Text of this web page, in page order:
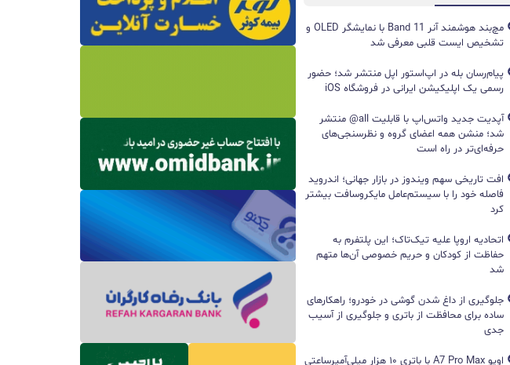
مچ‌بند هوشمند آنر Band 11 با نمایشگر OLED و
تشخیص ایست قلبی معرفی شد
پیام‌رسان بله در اپ‌استور اپل منتشر شد؛ حضور
رسمی یک اپلیکیشن ایرانی در فروشگاه iOS
آپدیت جدید واتس‌اپ با قابلیت all@ منتشر
شد؛ منشن همه اعضای گروه و نظرسنجی‌های
حرفه‌ای‌تر در راه است
افت تاریخی سهم ویندوز در بازار جهانی؛ اندروید
فاصله خود را با سیستم‌عامل مایکروسافت بیشتر
کرد
اتحادیه اروپا علیه تیک‌تاک؛ این پلتفرم به
حفاظت از کودکان و حریم خصوصی آن‌ها متهم
شد
جلوگیری از داغ شدن گوشی در خودرو؛ راهکارهای
ساده برای محافظت از باتری و جلوگیری از آسیب
جدی
اوپو A7 Pro Max با باتری ۱۰ هزار میلی‌آمپرساعتی